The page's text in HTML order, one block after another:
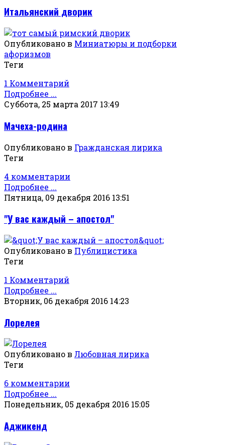
Итальянский дворик
Опубликовано в Миниатюры и подборки
афоризмов
Теги
1 Комментарий
Подробнее ...
Суббота, 25 марта 2017 13:49
Мачеха-родина
Опубликовано в Гражданская лирика
Теги
4 комментарии
Подробнее ...
Пятница, 09 декабря 2016 13:51
"У вас каждый – апостол"
Опубликовано в Публицистика
Теги
1 Комментарий
Подробнее ...
Вторник, 06 декабря 2016 14:23
Лорелея
Опубликовано в Любовная лирика
Теги
6 комментарии
Подробнее ...
Понедельник, 05 декабря 2016 15:05
Аджикенд